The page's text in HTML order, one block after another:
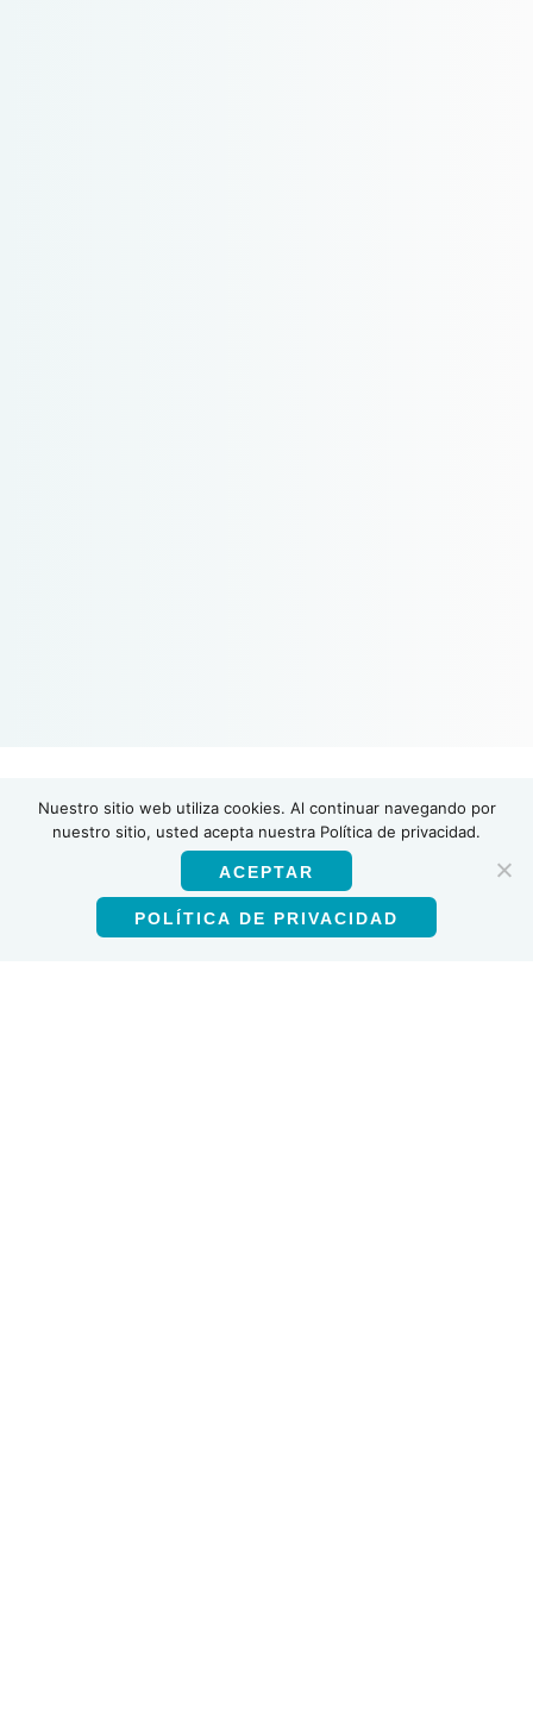
INSTI
Nuestro sitio web utiliza cookies. Al continuar navegando por
nuestro sitio, usted acepta nuestra Política de privacidad.
ACEPTAR
POLÍTICA DE PRIVACIDAD
Español